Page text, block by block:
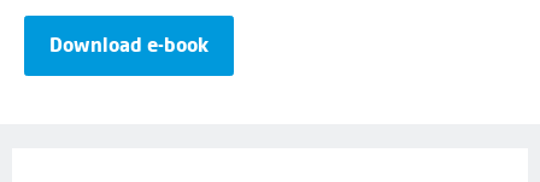
Download e-book